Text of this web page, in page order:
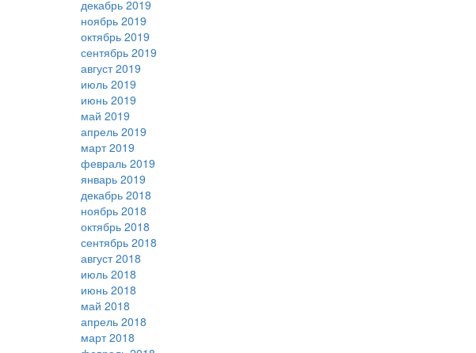
декабрь 2019
ноябрь 2019
октябрь 2019
сентябрь 2019
август 2019
июль 2019
июнь 2019
май 2019
апрель 2019
март 2019
февраль 2019
январь 2019
декабрь 2018
ноябрь 2018
октябрь 2018
сентябрь 2018
август 2018
июль 2018
июнь 2018
май 2018
апрель 2018
март 2018